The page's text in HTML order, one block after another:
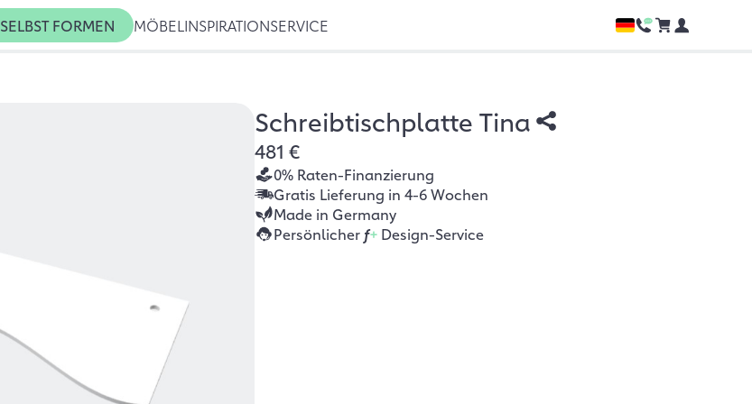
SELBST FORMEN MÖBEL INSPIRATIONSERVICE
Schreibtischplatte Tina
481 €
0% Raten-Finanzierung
Gratis Lieferung in 4-6 Wochen
Made in Germany
Persönlicher f+Design-Service